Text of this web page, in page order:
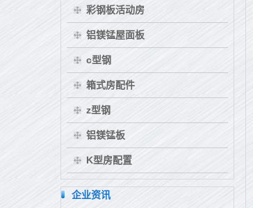
彩钢板活动房
铝镁锰屋面板
c型钢
箱式房配件
z型钢
铝镁锰板
K型房配置
企业资讯